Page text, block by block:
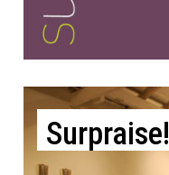
Surpraise!